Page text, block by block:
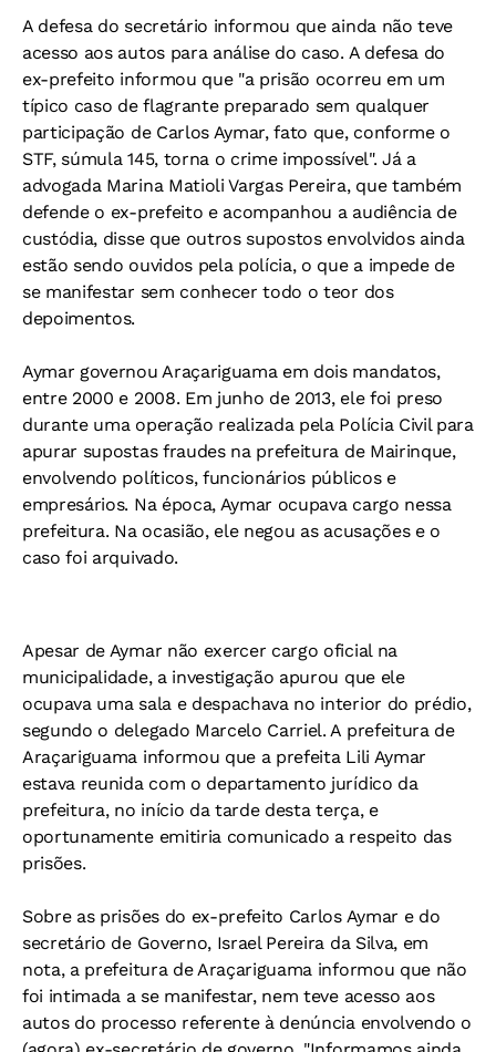
A defesa do secretário informou que ainda não teve
acesso aos autos para análise do caso. A defesa do
ex-prefeito informou que "a prisão ocorreu em um
típico caso de flagrante preparado sem qualquer
participação de Carlos Aymar, fato que, conforme o
STF, súmula 145, torna o crime impossível". Já a
advogada Marina Matioli Vargas Pereira, que também
defende o ex-prefeito e acompanhou a audiência de
custódia, disse que outros supostos envolvidos ainda
estão sendo ouvidos pela polícia, o que a impede de
se manifestar sem conhecer todo o teor dos
depoimentos.
Aymar governou Araçariguama em dois mandatos,
entre 2000 e 2008. Em junho de 2013, ele foi preso
durante uma operação realizada pela Polícia Civil para
apurar supostas fraudes na prefeitura de Mairinque,
envolvendo políticos, funcionários públicos e
empresários. Na época, Aymar ocupava cargo nessa
prefeitura. Na ocasião, ele negou as acusações e o
caso foi arquivado.
Apesar de Aymar não exercer cargo oficial na
municipalidade, a investigação apurou que ele
ocupava uma sala e despachava no interior do prédio,
segundo o delegado Marcelo Carriel. A prefeitura de
Araçariguama informou que a prefeita Lili Aymar
estava reunida com o departamento jurídico da
prefeitura, no início da tarde desta terça, e
oportunamente emitiria comunicado a respeito das
prisões.
Sobre as prisões do ex-prefeito Carlos Aymar e do
secretário de Governo, Israel Pereira da Silva, em
nota, a prefeitura de Araçariguama informou que não
foi intimada a se manifestar, nem teve acesso aos
autos do processo referente à denúncia envolvendo o